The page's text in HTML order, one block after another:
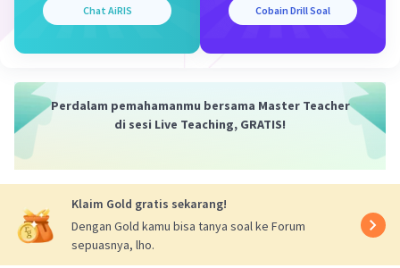
Chat AiRIS Cobain Drill Soal
Perdalam pemahamanmu bersama Master Teacher
di sesi Live Teaching, GRATIS!
Klaim Gold gratis sekarang!
Dengan Gold kamu bisa tanya soal ke Forum
sepuasnya, lho.